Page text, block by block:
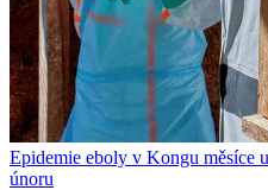
Epidemie eboly v Kongu měsíce
únoru